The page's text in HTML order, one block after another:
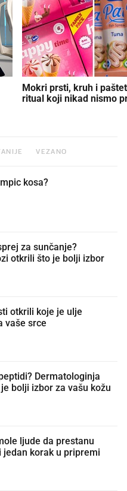
Mokri prsti, kruh i
ritual koji nikad nismo
VEZANO
kosa?
za sunčanje?
otkrili što je bolji izbor
otkrili koje je ulje
vaše srce
Dermatologinja
bolji izbor za vašu kožu
ljude da prestanu
jedan korak u pripremi